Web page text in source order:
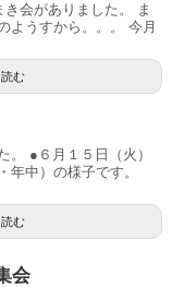
会がありました。 ま
ようすから。。。 今月
む
。 ●６月１５日（火）
年中）の様子です。
む
会